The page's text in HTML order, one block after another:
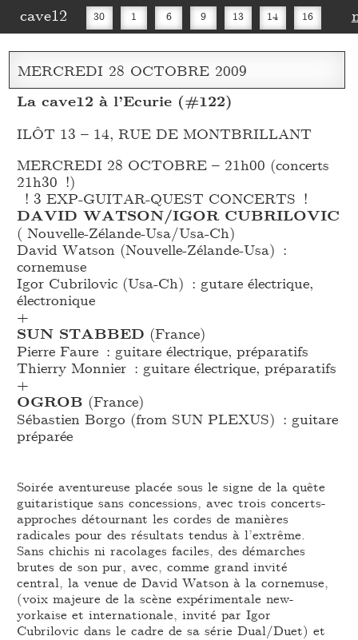
cave12 30 1 6 9 13 14 16
20 27 30
MERCREDI 28 OCTOBRE 2009
La cave12 à l’Ecurie (#122)
ILÔT 13 – 14, RUE DE MONTBRILLANT
MERCREDI 28 OCTOBRE – 21h00 (concerts
21h30 !)
! 3 EXP-GUITAR-QUEST CONCERTS !
DAVID WATSON/IGOR CUBRILOVIC
( Nouvelle-Zélande-Usa/Usa-Ch)
David Watson (Nouvelle-Zélande-Usa) :
cornemuse
Igor Cubrilovic (Usa-Ch) : gutare électrique,
électronique
+
SUN STABBED (France)
Pierre Faure : guitare électrique, préparatifs
Thierry Monnier : guitare électrique, préparatifs
+
OGROB (France)
Sébastien Borgo (from SUN PLEXUS) : guitare
préparée
Soirée aventureuse placée sous le signe de la quête
guitaristique sans concessions, avec trois concerts-
approches détournant les cordes de manières
radicales pour des résultats tendus à l’extrême.
Sans chichis ni racolages faciles, des démarches
brutes de son pur, avec, comme grand invité
central, la venue de David Watson à la cornemuse,
(voix majeure de la scène expérimentale new-
yorkaise et internationale, invité par Igor
Cubrilovic dans le cadre de sa série Dual/Duet) et